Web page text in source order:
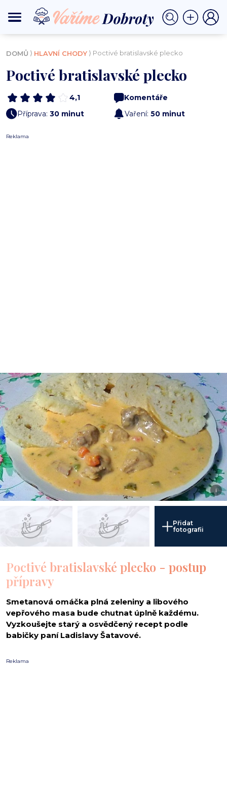
DOMŮ ⟩ HLAVNÍ CHODY ⟩ Poctivé bratislavské plecko
Poctivé bratislavské plecko
4,1
Komentáře
Příprava: 30 minut Vaření: 50 minut
Reklama
i
Přidat
fotografii
Poctivé bratislavské plecko - postup
přípravy
Smetanová omáčka plná zeleniny a libového
vepřového masa bude chutnat úplně každému.
Vyzkoušejte starý a osvědčený recept podle
babičky paní Ladislavy Šatavové.
Reklama